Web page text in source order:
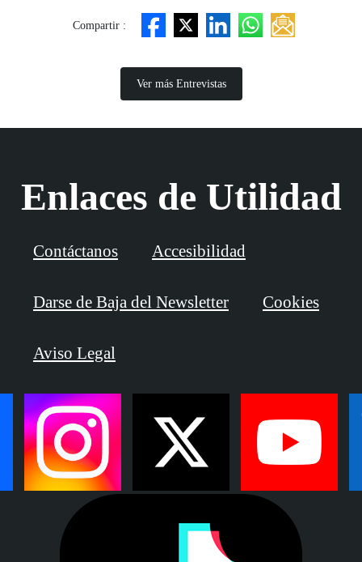
Compartir :
Ver más Entrevistas
Enlaces de Utilidad
Contáctanos Accesibilidad
Darse de Baja del Newsletter Cookies
Aviso Legal